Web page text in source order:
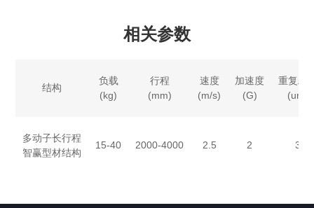
相关参数
结构
负载
(kg)
行程
(mm)
速度
(m/s)
加速度
(G)
重复精
(um)
多动子长行程
智赢型材结构
15-40 2000-4000 2.5 2 3